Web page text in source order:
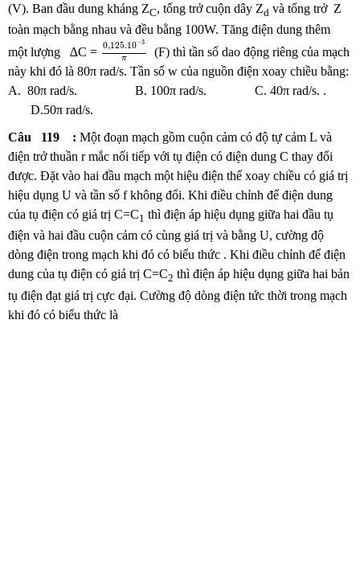
(V). Ban đầu dung kháng ZC, tổng trở cuộn dây Zd và tổng trở Z
toàn mạch bằng nhau và đều bằng 100W. Tăng điện dung thêm
một lượng ∆C = 0,125.10−3
π
0, 125.10
(F) thì tần số dao động riêng của mạch
này khi đó là 80π rad/s. Tần số w của nguồn điện xoay chiều bằng:
A. 80π rad/s. B. 100π rad/s. C. 40π rad/s. .
D.50π rad/s.
Câu 119 : Một đoạn mạch gồm cuộn cảm có độ tự cảm L và
điện trở thuần r mắc nối tiếp với tụ điện có điện dung C thay đổi
được. Đặt vào hai đầu mạch một hiệu điện thế xoay chiều có giá trị
hiệu dụng U và tần số f không đổi. Khi điều chỉnh để điện dung
của tụ điện có giá trị C=C1 thì điện áp hiệu dụng giữa hai đầu tụ
điện và hai đầu cuộn cảm có cùng giá trị và bằng U, cường độ
dòng điện trong mạch khi đó có biểu thức . Khi điều chỉnh để điện
dung của tụ điện có giá trị C=C2 thì điện áp hiệu dụng giữa hai bản
tụ điện đạt giá trị cực đại. Cường độ dòng điện tức thời trong mạch
khi đó có biểu thức là